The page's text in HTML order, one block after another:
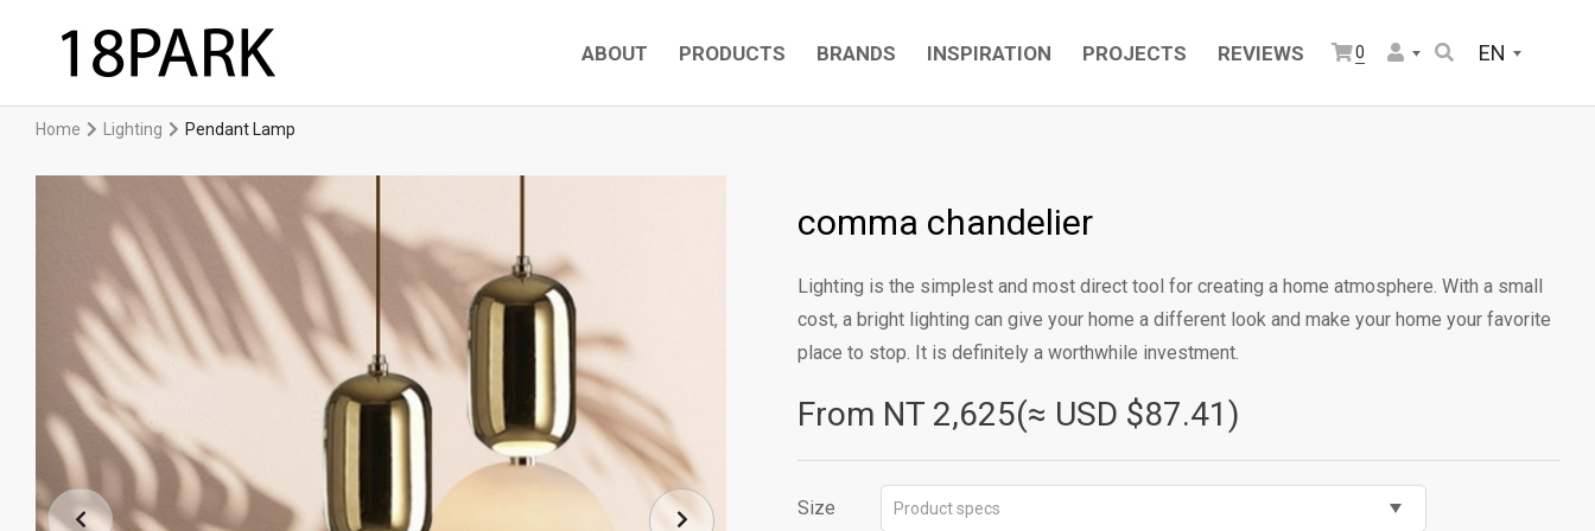
ABOUT PRODUCTS BRANDS INSPIRATION PROJECTS REVIEWS 0 EN
Home Lighting Pendant Lamp
comma chandelier
Lighting is the simplest and most direct tool for creating a home atmosphere. With a small
cost, a bright lighting can give your home a different look and make your home your favorite
place to stop. It is definitely a worthwhile investment.
From NT 2,625(≈ USD $87.41)
Size Product specs